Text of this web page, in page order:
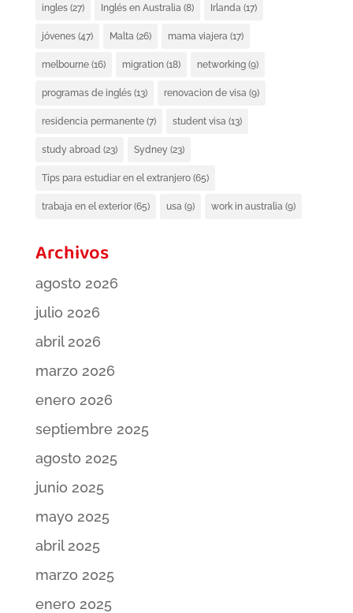
ingles(27) Inglés en Australia (8) Irlanda (17)
jóvenes(47) Malta (26) mama viajera (17)
melbourne(16) migration(18) networking(9)
programas de inglés(13) renovacion de visa (9)
residencia permanente(7) student visa (13)
study abroad (23) Sydney (23)
Tips para estudiar en el extranjero(65)
trabaja en el exterior(65) usa (9) work in australia (9)
Archivos
agosto 2026
julio 2026
abril 2026
marzo 2026
enero 2026
septiembre 2025
agosto 2025
junio 2025
mayo 2025
abril 2025
marzo 2025
enero 2025